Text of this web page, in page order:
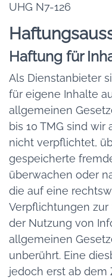
UHG N7-126
Haftung für
Als Dienstanbieter
für eigene Inhalte
allgemeinen
bis 10 TMG sind
nicht verpflichtet,
gespeicherte
überwachen oder
die auf eine
Verpflichtungen zur
der Nutzung von
allgemeinen
unberührt. Eine
jedoch erst ab dem